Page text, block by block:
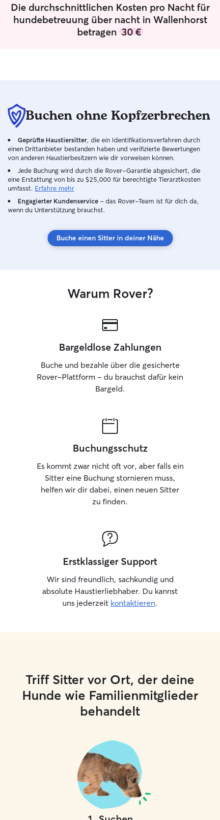
Die durchschnittlichen Kosten pro Nacht für
hundebetreuung über nacht in Wallenhorst
betragen 30 €
Buchen ohne Kopfzerbrechen
Geprüfte Haustiersitter , die ein Identifikationsverfahren durch
einen Drittanbieter bestanden haben und verifizierte Bewertungen
von anderen Haustierbesitzern wie dir vorweisen können.
Jede Buchung wird durch die Rover-Garantie abgesichert, die
eine Erstattung von bis zu $25,000 für berechtigte Tierarztkosten
umfasst. Erfahre mehr
Engagierter Kundenservice – das Rover-Team ist für dich da,
wenn du Unterstützung brauchst.
Buche einen Sitter in deiner Nähe
Warum Rover?
Bargeldlose Zahlungen
Buche und bezahle über die gesicherte
Rover-Plattform – du brauchst dafür kein
Bargeld.
Buchungsschutz
Es kommt zwar nicht oft vor, aber falls ein
Sitter eine Buchung stornieren muss,
helfen wir dir dabei, einen neuen Sitter
zu finden.
Erstklassiger Support
Wir sind freundlich, sachkundig und
absolute Haustierliebhaber. Du kannst
uns jederzeit kontaktieren.
Triff Sitter vor Ort, der deine
Hunde wie Familienmitglieder
behandelt